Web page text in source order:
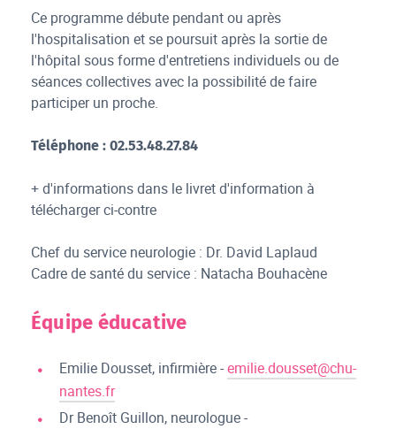
Ce programme débute pendant ou après
l'hospitalisation et se poursuit après la sortie de
l'hôpital sous forme d'entretiens individuels ou de
séances collectives avec la possibilité de faire
participer un proche.
Téléphone : 02.53.48.27.84
+ d'informations dans le livret d'information à
télécharger ci-contre
Chef du service neurologie : Dr. David Laplaud
Cadre de santé du service : Natacha Bouhacène
Équipe éducative
Emilie Dousset, infirmière -emilie.dousset@chu-
nantes.fr
Dr Benoît Guillon, neurologue -